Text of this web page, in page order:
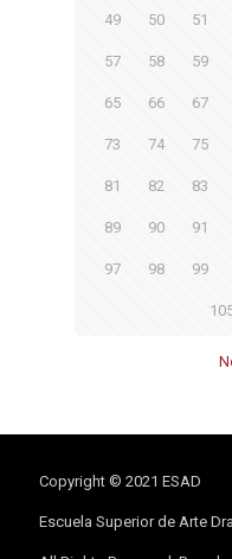
49 50 51
57 58 59
65 66 67
73 74 75
81 82 83
89 90 91
97 98 99
Copyright © 2021 ESAD
Escuela Superior de Arte